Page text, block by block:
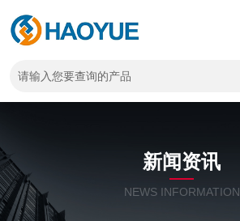
新闻资讯
NEWS INFORMATION